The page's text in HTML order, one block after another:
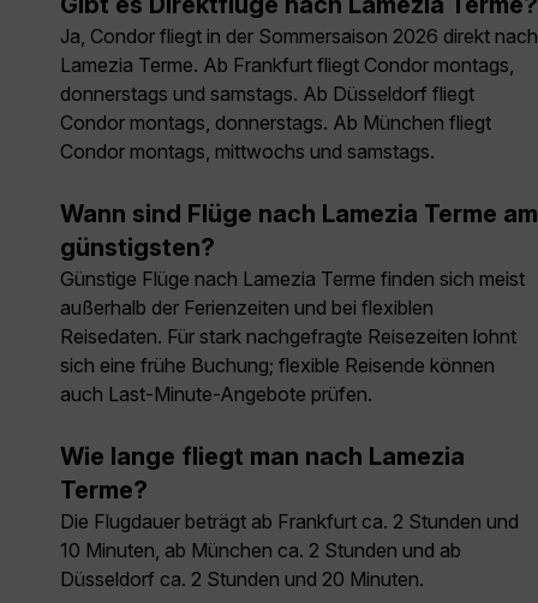
Ja, Condor fliegt in der Sommersaison 2026 direkt nach
Lamezia Terme. Ab Frankfurt fliegt Condor montags,
donnerstags und samstags. Ab Düsseldorf fliegt
Condor montags, donnerstags. Ab München fliegt
Condor montags, mittwochs und samstags.
Wann sind Flüge nach Lamezia Terme am
günstigsten?
Günstige Flüge nach Lamezia Terme finden sich meist
außerhalb der Ferienzeiten und bei flexiblen
Reisedaten. Für stark nachgefragte Reisezeiten lohnt
sich eine frühe Buchung; flexible Reisende können
auch Last-Minute-Angebote prüfen.
Wie lange fliegt man nach Lamezia
Terme?
Die Flugdauer beträgt ab Frankfurt ca. 2 Stunden und
10 Minuten, ab München ca. 2 Stunden und ab
Düsseldorf ca. 2 Stunden und 20 Minuten.